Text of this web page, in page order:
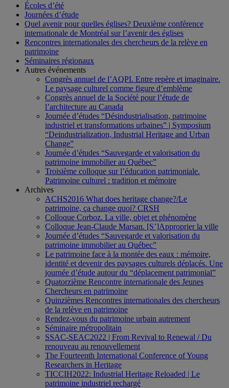
Écoles d’été
Journées d’étude
Quel avenir pour quelles églises? Deuxième conférence
internationale de Montréal sur l’avenir des églises
Rencontres internationales des chercheurs de la relève en
patrimoine
Séminaires régionaux
Autres événements
Congrès annuel de l’AQPI. Entre repère et imaginaire.
Le paysage culturel comme figure d’emblème
Congrès annuel de la Société pour l’étude de
l’architecture au Canada
Journée d’études “Désindustrialisation, patrimoine
industriel et transformations urbaines” | Symposium
“Deindustrialization, Industrial Heritage and Urban
Change”
Journée d’études “Sauvegarde et valorisation du
patrimoine immobilier au Québec”
Troisième colloque sur l’éducation patrimoniale.
Patrimoine culturel : tradition et mémoire
Archives
ACHS2016 What does heritage change?/Le
patrimoine, ça change quoi? CRSH
Colloque Corboz. La ville, objet et phénomène
Colloque Jean-Claude Marsan. [S’]Approprier la ville
Journée d’études “Sauvegarde et valorisation du
patrimoine immobilier au Québec”
Le patrimoine face à la montée des eaux : mémoire,
identité et devenir des paysages culturels déplacés. Une
journée d’étude autour du “déplacement patrimonial”
Quatorzième Rencontre internationale des Jeunes
Chercheurs en patrimoine
Quinzièmes Rencontres internationales des chercheurs
de la relève en patrimoine
Rendez-vous du patrimoine urbain autrement
Séminaire métropolitain
SSAC-SEAC2022 | From Revival to Renewal / Du
renouveau au renouvellement
The Fourteenth International Conference of Young
Researchers in Heritage
TICCIH2022: Industrial Heritage Reloaded | Le
patrimoine industriel rechargé